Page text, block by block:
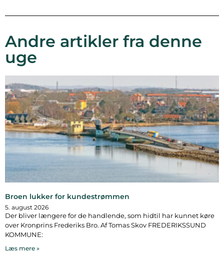
Andre artikler fra denne
uge
Broen lukker for kundestrømmen
5. august 2026
Der bliver længere for de handlende, som hidtil har kunnet køre
over Kronprins Frederiks Bro. Af Tomas Skov FREDERIKSSUND
KOMMUNE:
Læs mere »